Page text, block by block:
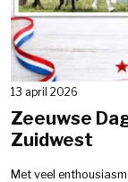
13 april 2026
Zeeuwse
Zuidwest
Met veel